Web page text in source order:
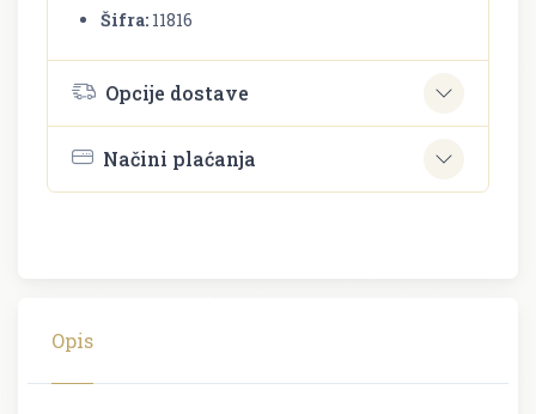
Šifra: 11816
Opcije dostave
Načini plaćanja
Opis